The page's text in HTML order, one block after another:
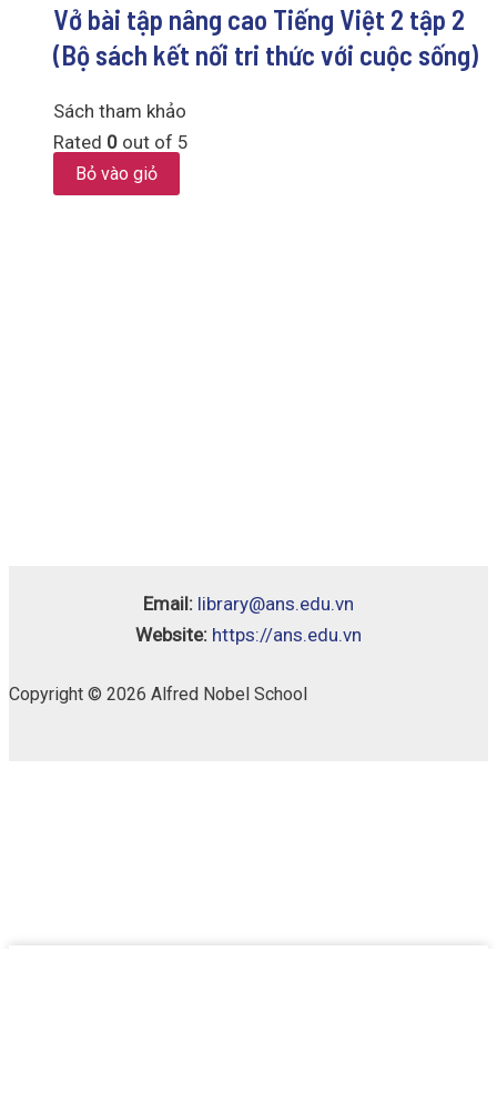
Vở bài tập nâng cao Tiếng Việt 2 tập 2
(Bộ sách kết nối tri thức với cuộc sống)
Sách tham khảo
Rated 0 out of 5
Bỏ vào giỏ
Email: library@ans.edu.vn
Website: https://ans.edu.vn
Copyright © 2026 Alfred Nobel School